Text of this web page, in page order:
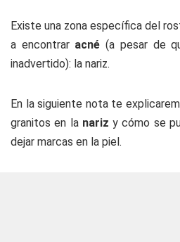
Existe una zona específica del
a encontrar acné(a pesar de
inadvertido): la nariz.
En la siguiente nota te
granitos en la narizy cómo se
dejar marcas en la piel.